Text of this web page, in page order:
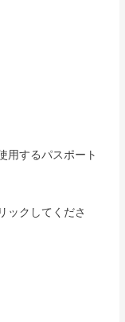
用するパスポート
ックしてくださ